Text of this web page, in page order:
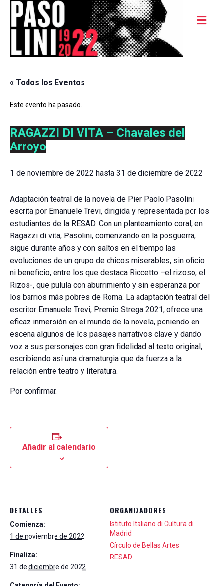
« Todos los Eventos
Este evento ha pasado.
RAGAZZI DI VITA – Chavales del
Arroyo
1 de noviembre de 2022 hasta 31 de diciembre de 2022
Adaptación teatral de la novela de Pier Paolo Pasolini
escrita por Emanuele Trevi, dirigida y representada por los
estudiantes de la RESAD. Con un planteamiento coral, en
Ragazzi di vita, Pasolini, comenzando en la posguerra,
sigue durante años y con saltos en el tiempo las
evoluciones de un grupo de chicos miserables, sin oficio
ni beneficio, entre los que destaca Riccetto –el rizoso, el
Rizos-, que pulula con aburrimiento y sin esperanza por
los barrios más pobres de Roma. La adaptación teatral del
escritor Emanuele Trevi, Premio Strega 2021, ofrece una
eficaz inmersión en el mundo de la novela, poniendo en
escena algunos de los pasajes narrativos clave y dando
voz a sus personajes con gran fidelidad al texto original,
escribiendo así una dramaturgia que da fuerza a la
relación entre teatro y literatura.
Por confirmar.
Añadir al calendario
DETALLES
Comienza:
1 de noviembre de 2022
Finaliza:
31 de diciembre de 2022
ORGANIZADORES
Istituto Italiano di Cultura di
Madrid
Círculo de Bellas Artes
RESAD